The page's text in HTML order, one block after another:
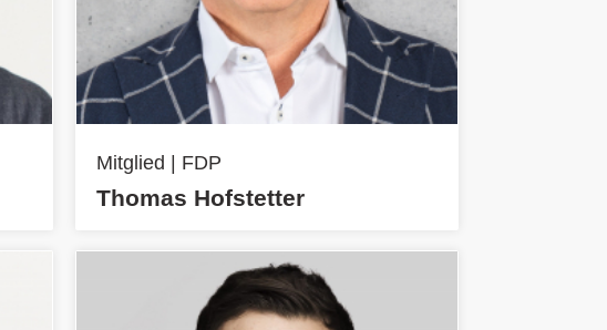
Mitglied | FDP
Thomas Hofstetter